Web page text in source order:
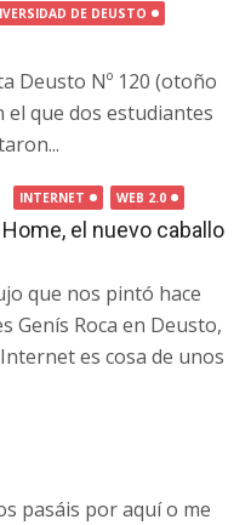
DE DEUSTO
Deusto Nº 120 (otoño
el que dos estudiantes
INTERNET WEB 2.0
el nuevo caballo
que nos pintó hace
Genís Roca en Deusto,
es cosa de unos
pasáis por aquí o me